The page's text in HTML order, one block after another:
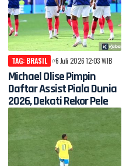
TAG: BRASIL 6 Juli 2026 12:03 WIB
Michael Olise Pimpin
Daftar Assist Piala Dunia
2026, Dekati Rekor Pele